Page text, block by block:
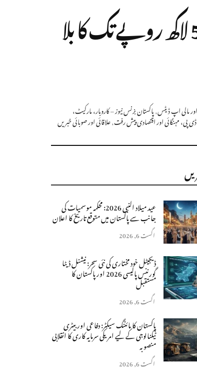
وزیر اعظم یوتھ لون اسکیم: بغیر کسی جائیداد یا بینک ضمانت کے 5 لاکھ روپے تک کا بلا
اور مالی اپ ڈیٹس,پاکستان بزنس نیوز – کاروبار، مارکیٹ،
پی، مہنگائی اور اقتصادی پیش رفت,علاقائی اور صوبائی خبریں
عید میلاد النبی 2026: محکمہ موسمیات کی
جانب سے پاکستان میں متوقع تاریخ کا اعلان
اگست 6, 2026
ڈیجیٹل خود مختاری کی نئی سحر: نیشنل ڈیٹا
گورننس پالیسی 2026 اور پاکستان کا
مستقبل
اگست 6, 2026
پاکستان کا مائننگ سیکٹر: دفاعی اور بیٹری
ٹیکنالوجی کے لیے امریکی سرمایہ کاری کا انقلابی
منصوبہ
اگست 6, 2026